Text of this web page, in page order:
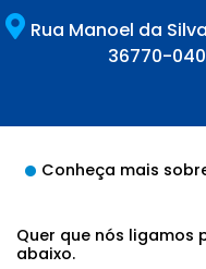
Rua Manoel da
36770-
Conheça mais
Quer que nós ligamos
abaixo.